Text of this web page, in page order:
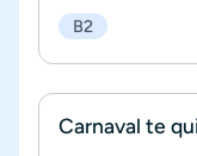
B2
Carnaval te